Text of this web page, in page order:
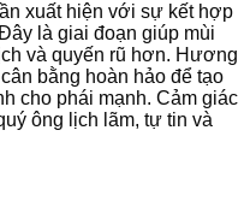
xuất hiện với sự kết hợp
là giai đoạn giúp mùi
và quyến rũ hơn. Hương
bằng hoàn hảo để tạo
cho phái mạnh. Cảm giác
ông lịch lãm, tự tin và